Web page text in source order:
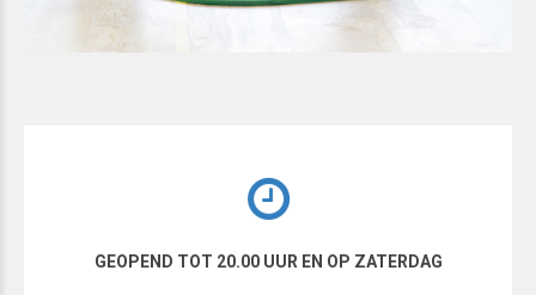
GEOPEND TOT 20.00 UUR EN OP ZATERDAG